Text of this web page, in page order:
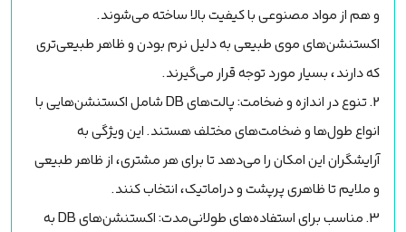
و هم از مواد مصنوعی با کیفیت بالا ساخته می‌شوند.
اکستنشن‌های موی طبیعی به دلیل نرم بودن و ظاهر طبیعی‌تری
که دارند، بسیار مورد توجه قرار می‌گیرند.
2. تنوع در اندازه و ضخامت: پالت‌های DB شامل اکستنشن‌هایی با
انواع طول‌ها و ضخامت‌های مختلف هستند. این ویژگی به
آرایشگران این امکان را می‌دهد تا برای هر مشتری، از ظاهر طبیعی
و ملایم تا ظاهری پرپشت و دراماتیک، انتخاب کنند.
3. مناسب برای استفاده‌های طولانی‌مدت: اکستنشن‌های DB به